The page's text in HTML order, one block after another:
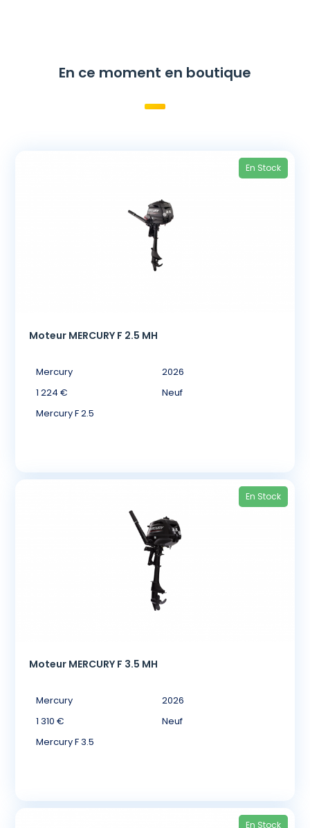
En ce moment en boutique
En Stock
Moteur MERCURY F 2.5 MH
Mercury
2026
1 224 €
Neuf
Mercury F 2.5
En Stock
Moteur MERCURY F 3.5 MH
Mercury
2026
1 310 €
Neuf
Mercury F 3.5
En Stock